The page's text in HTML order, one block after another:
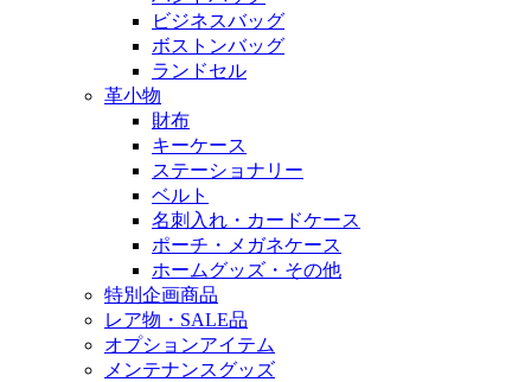
ビジネスバッグ
ボストンバッグ
ランドセル
革小物
財布
キーケース
ステーショナリー
ベルト
名刺入れ・カードケース
ポーチ・メガネケース
ホームグッズ・その他
特別企画商品
レア物・SALE品
オプションアイテム
メンテナンスグッズ